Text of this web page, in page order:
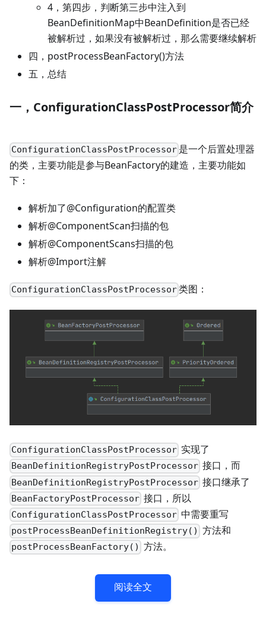
4，第四步，判断第三步中注入到
BeanDefinitionMap中BeanDefinition是否已经
被解析过，如果没有被解析过，那么需要继续解析
四，postProcessBeanFactory()方法
五，总结
一，ConfigurationClassPostProcessor简介
ConfigurationClassPostProcessor 是一个后置处理器
的类，主要功能是参与BeanFactory的建造，主要功能如
下：
解析加了@Configuration的配置类
解析@ComponentScan扫描的包
解析@ComponentScans扫描的包
解析@Import注解
ConfigurationClassPostProcessor类图：
ConfigurationClassPostProcessor 实现了
BeanDefinitionRegistryPostProcessor 接口，而
BeanDefinitionRegistryPostProcessor 接口继承了
BeanFactoryPostProcessor 接口，所以
ConfigurationClassPostProcessor 中需要重写
postProcessBeanDefinitionRegistry() 方法和
postProcessBeanFactory() 方法。
阅读全文